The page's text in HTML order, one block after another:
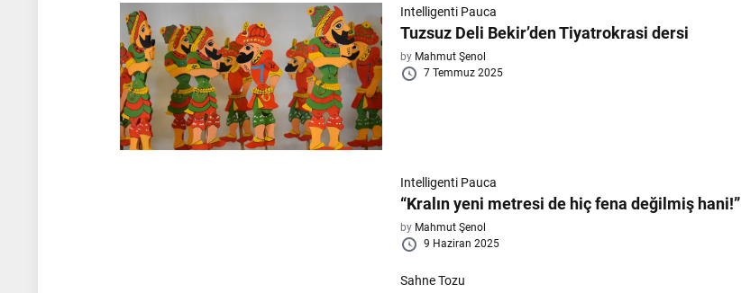
Intelligenti Pauca
Tuzsuz Deli Bekir’den Tiyatrokrasi dersi
by Mahmut Şenol
7 Temmuz 2025
Intelligenti Pauca
“Kralın yeni metresi de hiç fena değilmiş hani!”
by Mahmut Şenol
9 Haziran 2025
Sahne Tozu